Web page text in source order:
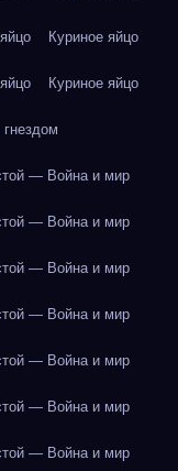
Куриное яйцо
Куриное яйцо
— Война и мир
— Война и мир
— Война и мир
— Война и мир
— Война и мир
— Война и мир
— Война и мир